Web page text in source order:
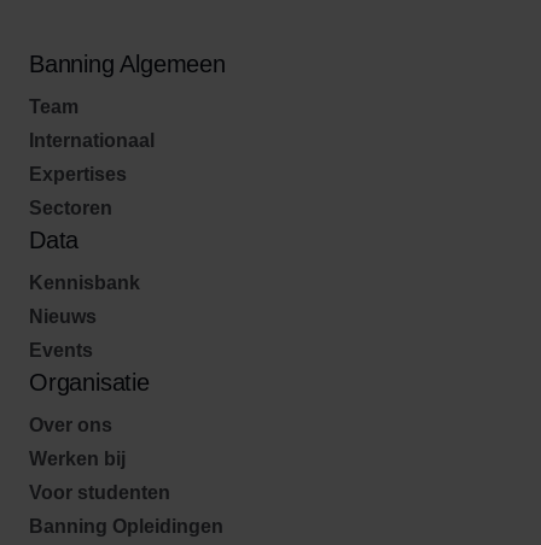
Banning Algemeen
Team
Internationaal
Expertises
Sectoren
Data
Kennisbank
Nieuws
Events
Organisatie
Over ons
Werken bij
Voor studenten
Banning Opleidingen